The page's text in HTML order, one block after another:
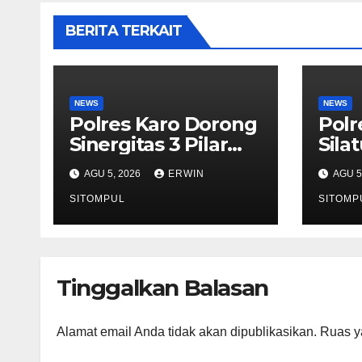
BERITA TERKAIT
NEWS
Polres Karo Dorong
Sinergitas 3 Pilar
Dalam Pelatihan
Pencengahan dan
Mitigasi Bencana
Tahun 2026
AGU 5, 2026 ERWIN
SITOMPUL
NEWS
dan
AGU
Tinggalkan Balasan
Alamat email Anda tidak akan dipublikasikan. Ruas